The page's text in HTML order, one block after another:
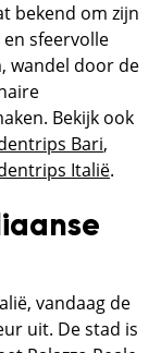
bekend om zijn
sfeervolle
wandel door de
Bekijk ook
Bari,
Italië.
vandaag de
uit. De stad is